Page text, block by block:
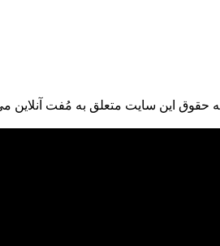
حقوق این سایت متعلق به مُفت آنلاین